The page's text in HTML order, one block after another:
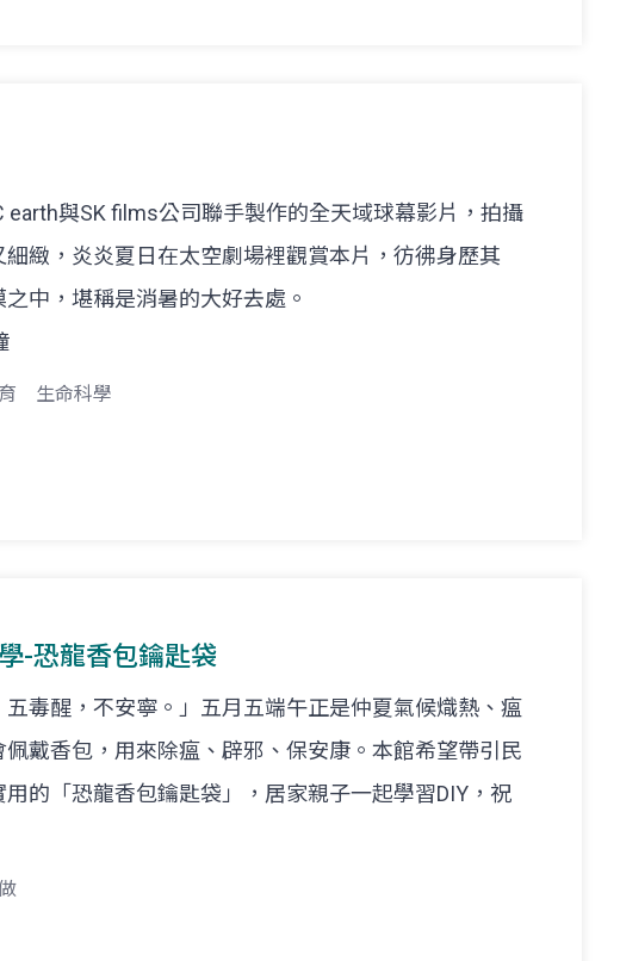
earth與SK films公司聯手製作的全天域球幕影片，拍攝
緻，炎炎夏日在太空劇場裡觀賞本片，彷彿身歷其
中，堪稱是消暑的大好去處。
生命科學
-恐龍香包鑰匙袋
五毒醒，不安寧。」五月五端午正是仲夏氣候熾熱、瘟
戴香包，用來除瘟、辟邪、保安康。本館希望帶引民
的「恐龍香包鑰匙袋」，居家親子一起學習DIY，祝